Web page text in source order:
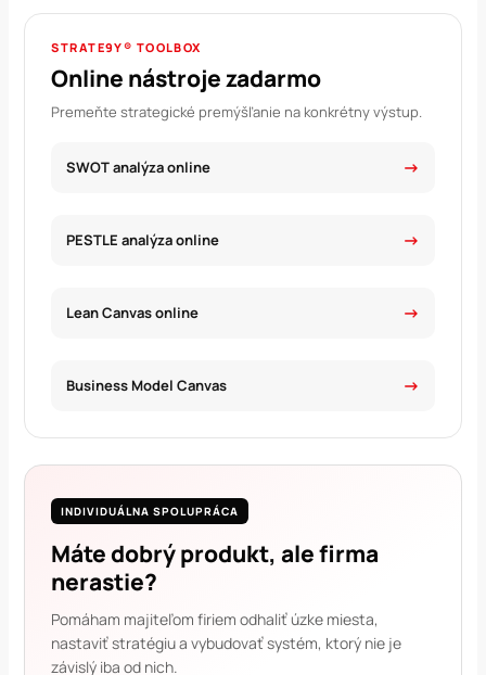
STRATE9Y® TOOLBOX
Online nástroje zadarmo
Premeňte strategické premýšľanie na konkrétny výstup.
SWOT analýza online
PESTLE analýza online
Lean Canvas online
Business Model Canvas
INDIVIDUÁLNA SPOLUPRÁCA
Máte dobrý produkt, ale firma
nerastie?
Pomáham majiteľom firiem odhaliť úzke miesta,
nastaviť stratégiu a vybudovať systém, ktorý nie je
závislý iba od nich.